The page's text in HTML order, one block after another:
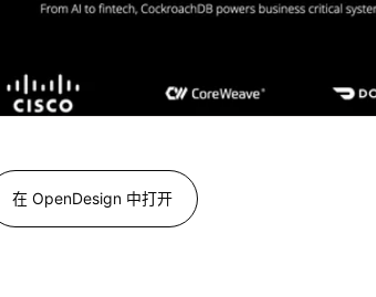
在 OpenDesign 中打开